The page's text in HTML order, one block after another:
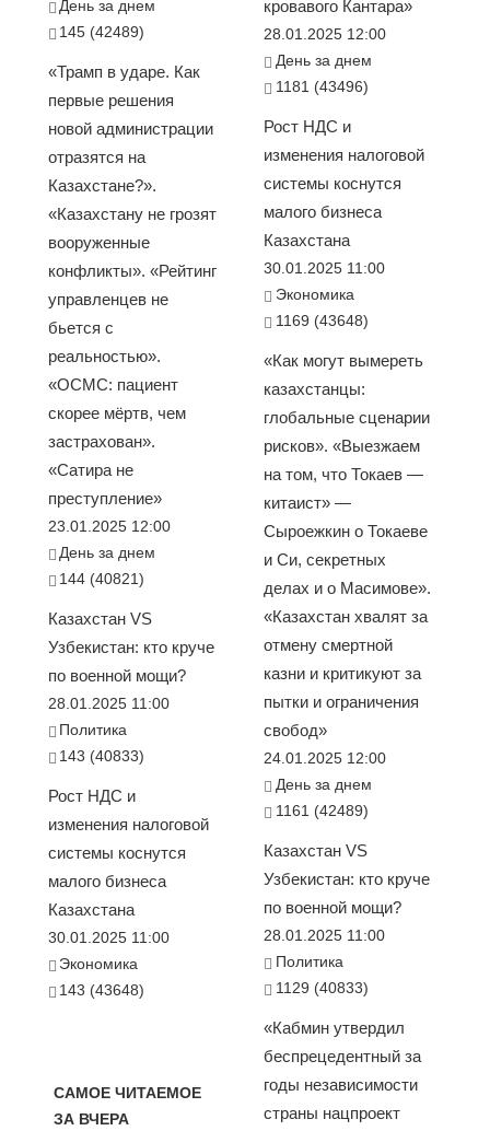
День за днем
145 (42489)
«Трамп в ударе. Как
первые решения
новой администрации
отразятся на
Казахстане?».
«Казахстану не грозят
вооруженные
конфликты». «Рейтинг
управленцев не
бьется с
реальностью».
«ОСМС: пациент
скорее мёртв, чем
застрахован».
«Сатира не
преступление»
23.01.2025 12:00
День за днем
144 (40821)
Казахстан VS
Узбекистан: кто круче
по военной мощи?
28.01.2025 11:00
Политика
143 (40833)
Рост НДС и
изменения налоговой
системы коснутся
малого бизнеса
Казахстана
30.01.2025 11:00
Экономика
143 (43648)
САМОЕ ЧИТАЕМОЕ
ЗА ВЧЕРА
кровавого Кантара»
28.01.2025 12:00
День за днем
1181 (43496)
Рост НДС и
изменения налоговой
системы коснутся
малого бизнеса
Казахстана
30.01.2025 11:00
Экономика
1169 (43648)
«Как могут вымереть
казахстанцы:
глобальные сценарии
рисков». «Выезжаем
на том, что Токаев —
китаист» —
Сыроежкин о Токаеве
и Си, секретных
делах и о Масимове».
«Казахстан хвалят за
отмену смертной
казни и критикуют за
пытки и ограничения
свобод»
24.01.2025 12:00
День за днем
1161 (42489)
Казахстан VS
Узбекистан: кто круче
по военной мощи?
28.01.2025 11:00
Политика
1129 (40833)
«Кабмин утвердил
беспрецедентный за
годы независимости
страны нацпроект